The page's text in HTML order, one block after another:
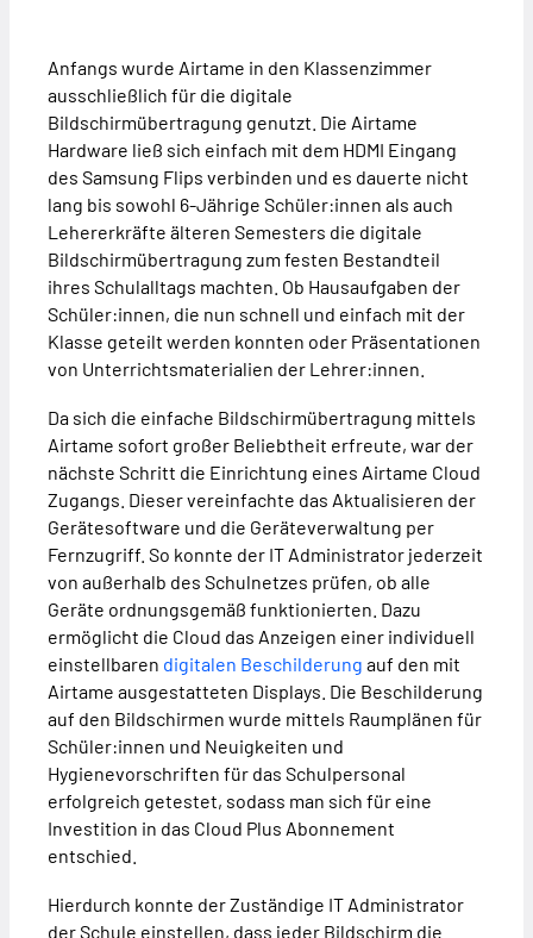
Anfangs wurde Airtame in den Klassenzimmer
ausschließlich für die digitale
Bildschirmübertragung genutzt. Die Airtame
Hardware ließ sich einfach mit dem HDMI Eingang
des Samsung Flips verbinden und es dauerte nicht
lang bis sowohl 6-Jährige Schüler:innen als auch
Lehererkräfte älteren Semesters die digitale
Bildschirmübertragung zum festen Bestandteil
ihres Schulalltags machten. Ob Hausaufgaben der
Schüler:innen, die nun schnell und einfach mit der
Klasse geteilt werden konnten oder Präsentationen
von Unterrichtsmaterialien der Lehrer:innen.
Da sich die einfache Bildschirmübertragung mittels
Airtame sofort großer Beliebtheit erfreute, war der
nächste Schritt die Einrichtung eines Airtame Cloud
Zugangs. Dieser vereinfachte das Aktualisieren der
Gerätesoftware und die Geräteverwaltung per
Fernzugriff. So konnte der IT Administrator jederzeit
von außerhalb des Schulnetzes prüfen, ob alle
Geräte ordnungsgemäß funktionierten. Dazu
ermöglicht die Cloud das Anzeigen einer individuell
einstellbaren digitalen Beschilderung auf den mit
Airtame ausgestatteten Displays. Die Beschilderung
auf den Bildschirmen wurde mittels Raumplänen für
Schüler:innen und Neuigkeiten und
Hygienevorschriften für das Schulpersonal
erfolgreich getestet, sodass man sich für eine
Investition in das Cloud Plus Abonnement
entschied.
Hierdurch konnte der Zuständige IT Administrator
der Schule einstellen, dass jeder Bildschirm die